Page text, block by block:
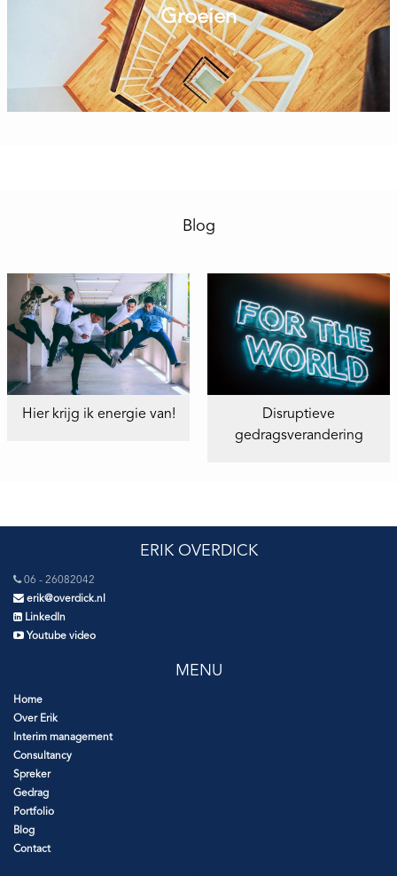
Groeien
Blog
Hier krijg ik energie van!
Disruptieve
gedragsverandering
ERIK OVERDICK
06 - 26082042
erik@overdick.nl
LinkedIn
Youtube video
MENU
Home
Over Erik
Interim management
Consultancy
Spreker
Gedrag
Portfolio
Blog
Contact